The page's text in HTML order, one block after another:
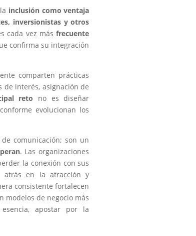
inclusión como ventaja
inversionistas y otros
cada vez másfrecuente
confirma su integración
comparten prácticas
de interés, asignación de
reto no es diseñar
evolucionan los
comunicación; son un
. Las organizaciones
la conexión con sus
atrás en la atracción y
consistente fortalecen
modelos de negocio más
apostar por la